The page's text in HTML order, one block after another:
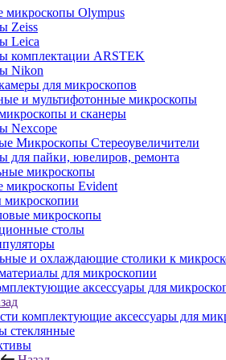
микроскопы Olympus
Zeiss
Leica
комплектации ARSTEK
Nikon
для микроскопов
и мультифотонные микроскопы
и сканеры
Nexcope
Микроскопы Стереоувеличители
для пайки, ювелиров, ремонта
микроскопы
микроскопы Evident
микроскопы
столы
и охлаждающие столики к
для микроскопии
аксессуары для
комплектующие аксессуары для
стеклянные